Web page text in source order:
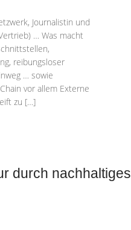
Journalistin und
… Was macht
reibungsloser
… sowie
vor allem Externe
zu […]
durch nachhaltiges